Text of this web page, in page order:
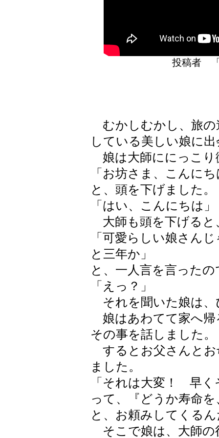
投稿者
むかしむかし、旅の
している美しい娘に
娘は大師ににっこり
「お坊さま、こんに
と、頭を下げました。
「はい、こんにちは」
大師も頭を下げると
「可愛らしい娘さん
と三年か」
と、一人言を言ったの
「えっ？」
それを聞いた娘は、
娘はあわてて家へ帰
その事を話しました。
するとお父さんとお
ました。
「それは大変！ 早
って、『どうか寿命
と、お頼みしてくる
そこで娘は、大師の